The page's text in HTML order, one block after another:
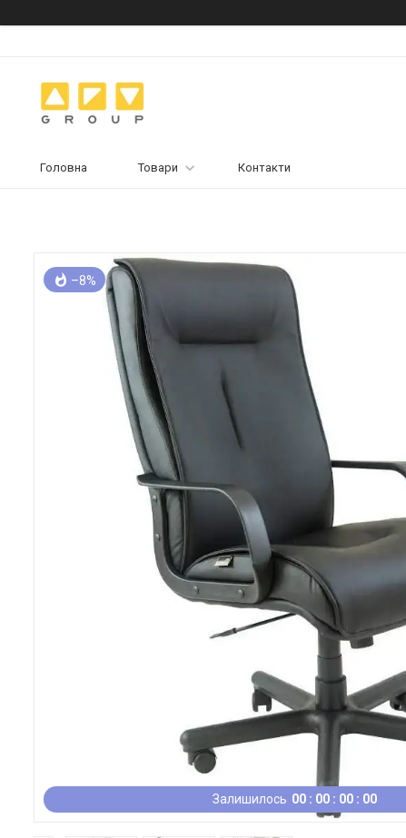
Головна Товари Контакти
Залишилось 00 00 00 00
–8%